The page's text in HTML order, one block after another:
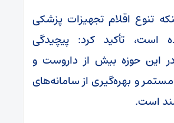
تنوع اقلام تجهیزات پزشکی
است، تأکید کرد: پیچیدگی
این حوزه بیش از داروست و
و بهره‌گیری از سامانه‌های
است.